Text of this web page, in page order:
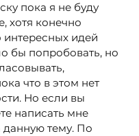
пока я не буду
хотя конечно
интересных идей
бы попробовать, но
что в этом нет
Но если вы
написать мне
тему. По